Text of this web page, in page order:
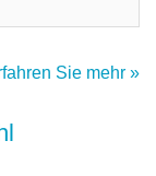
Sie mehr »